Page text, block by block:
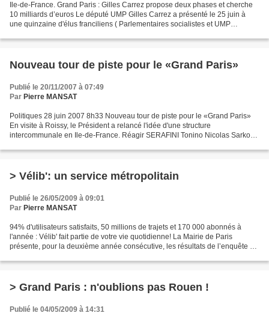
Ile-de-France. Grand Paris : Gilles Carrez propose deux phases et cherche
10 milliards d’euros Le député UMP Gilles Carrez a présenté le 25 juin à
une quinzaine d'élus franciliens ( Parlementaires socialistes et UMP
Nouveau tour de piste pour le «Grand Paris»
Publié le 20/11/2007 à 07:49
Par Pierre MANSAT
Politiques 28 juin 2007 8h33 Nouveau tour de piste pour le «Grand Paris»
En visite à Roissy, le Président a relancé l'idée d'une structure
intercommunale en Ile-de-France. Réagir SERAFINI Tonino Nicolas Sarkozy
> Vélib': un service métropolitain
Publié le 26/05/2009 à 09:01
Par Pierre MANSAT
94% d'utilisateurs satisfaits, 50 millions de trajets et 170 000 abonnés à
l'année : Vélib' fait partie de votre vie quotidienne! La Mairie de Paris
présente, pour la deuxième année consécutive, les résultats de l’enquête de
> Grand Paris : n'oublions pas Rouen !
Publié le 04/05/2009 à 14:31